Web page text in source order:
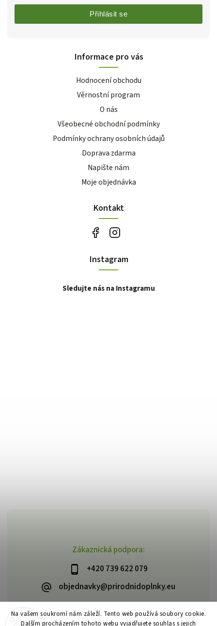
Na vašem soukromí nám záleží. Tento web používá soubory cookie.
Dalším procházením tohoto webu vyjadřujete souhlas s jejich
Zákaznická podpora:
+420 739 622 079
objednavky@prirodnidoplnky.eu
Přihlásit se
Informace pro vás
Hodnocení obchodu
Věrnostní program
O nás
Všeobecné obchodní podmínky
Podmínky ochrany osobních údajů
Doprava zdarma
Napište nám
Moje objednávka
Kontakt
Instagram
Sledujte nás na Instagramu